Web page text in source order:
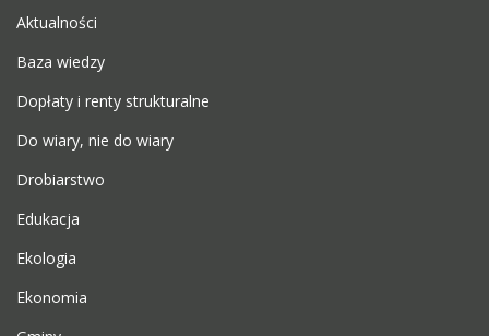
Aktualności
Baza wiedzy
Dopłaty i renty strukturalne
Do wiary, nie do wiary
Drobiarstwo
Edukacja
Ekologia
Ekonomia